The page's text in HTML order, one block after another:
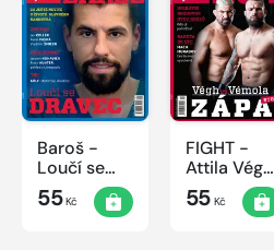
Baroš -
Loučí se
dravec
55Kč
FIGHT -
Attila Végh
vs. Karlos
Vémola
55Kč